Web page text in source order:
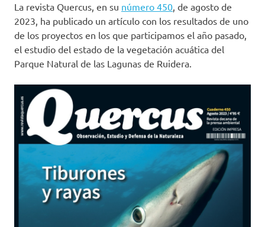
La revista Quercus, en su número 450, de agosto de
2023, ha publicado un artículo con los resultados de uno
de los proyectos en los que participamos el año pasado,
el estudio del estado de la vegetación acuática del
Parque Natural de las Lagunas de Ruidera.